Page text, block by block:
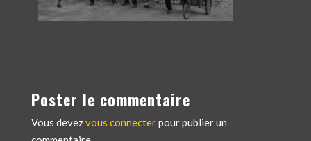
Poster le commentaire
Vous devezvous connecterpour publier un